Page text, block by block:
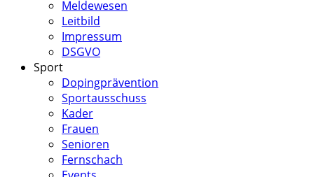
Meldewesen
Leitbild
Impressum
DSGVO
Sport
Dopingprävention
Sportausschuss
Kader
Frauen
Senioren
Fernschach